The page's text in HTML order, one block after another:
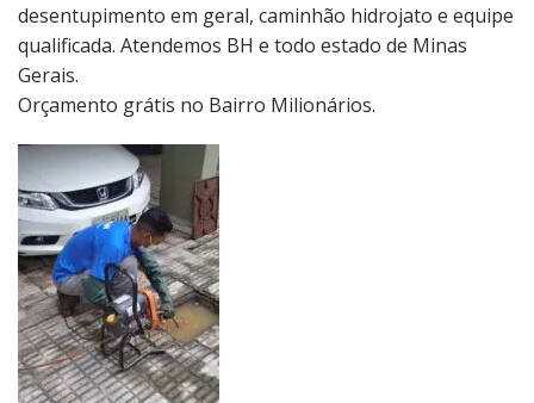
desentupimento em geral, caminhão hidrojato e equipe
qualificada. Atendemos BH e todo estado de Minas
Gerais.
Orçamento grátis no Bairro Milionários.